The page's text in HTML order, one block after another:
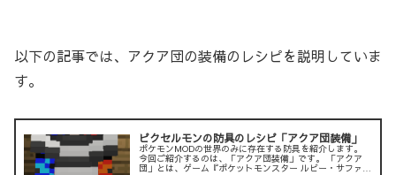
以下の記事では、アクア団の装備のレシピを説明していま
す。
ピクセルモンの防具のレシピ「アクア団装備」
ポケモンMODの世界のみに存在する防具を紹介します。
今回ご紹介するのは、「アクア団装備」です。 「アクア
団」とは、ゲーム『ポケットモンスター ルビー・サファイ